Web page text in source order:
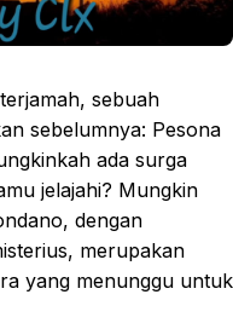
sebuah
sebelumnya: Pesona
ada surga
jelajahi? Mungkin
dengan
merupakan
yang menunggu untuk